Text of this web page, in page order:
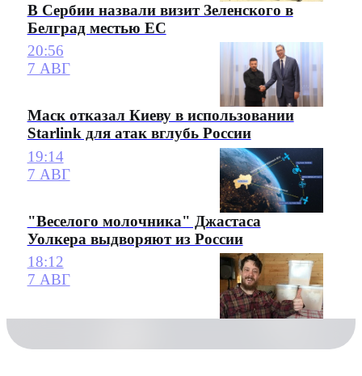
В Сербии назвали визит Зеленского в
Белград местью ЕС
20:56
7 АВГ
Маск отказал Киеву в использовании
Starlink для атак вглубь России
19:14
7 АВГ
"Веселого молочника" Джастаса
Уолкера выдворяют из России
18:12
7 АВГ